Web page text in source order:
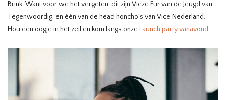
Brink. Want voor we het vergeten: dit zijn Vieze Fur van de Jeugd van
Tegenwoordig, en één van de head honcho’s van Vice Nederland.
Hou een oogje in het zeil en kom langs onze Launch party vanavond.